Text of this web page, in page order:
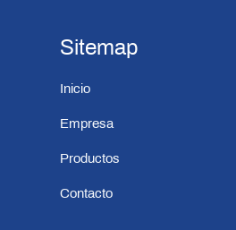
Sitemap
Inicio
Empresa
Productos
Contacto